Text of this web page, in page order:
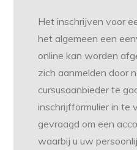
Het inschrijven voor
het algemeen een
online kan worden
zich aanmelden door
cursusaanbieder te
inschrijfformulier in te
gevraagd om een
waarbij u uw